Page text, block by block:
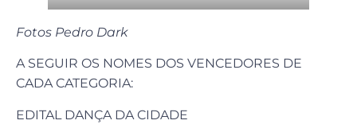
Fotos Pedro Dark
A SEGUIR OS NOMES DOS VENCEDORES DE
CADA CATEGORIA:
EDITAL DANÇA DA CIDADE